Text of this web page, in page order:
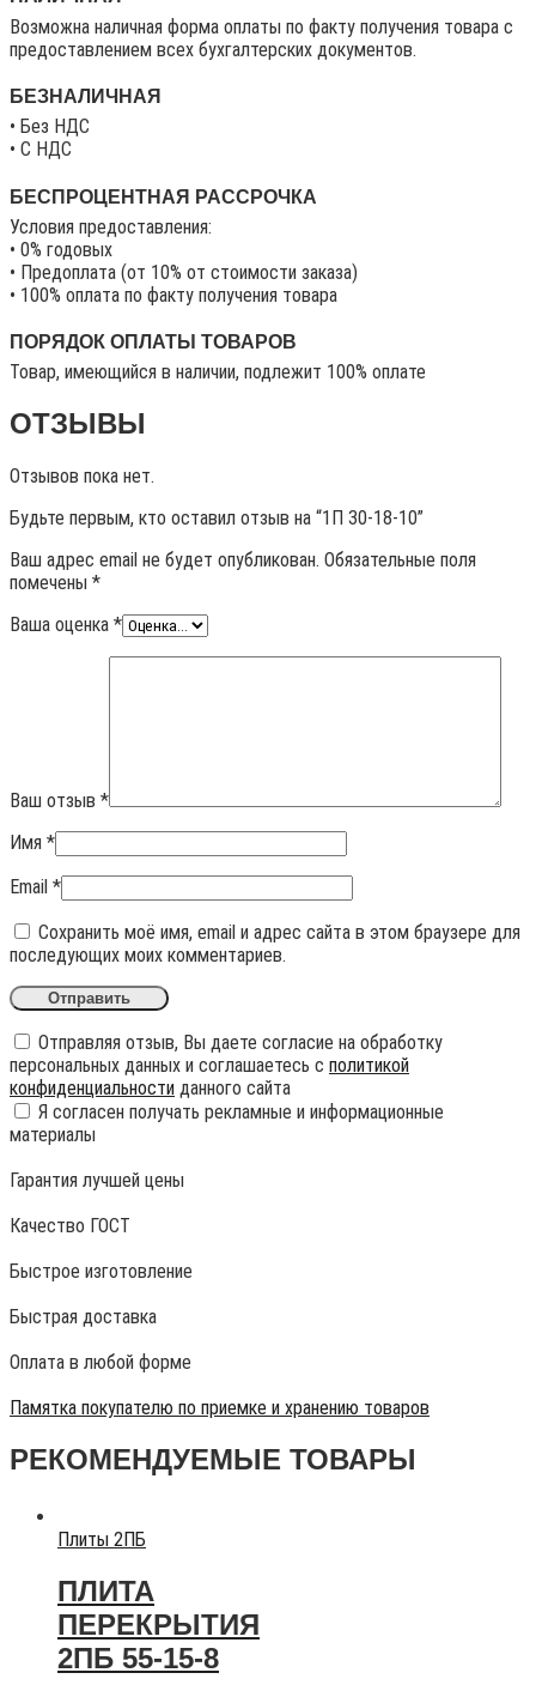
Возможна наличная форма оплаты по факту получения товара с
предоставлением всех бухгалтерских документов.
БЕЗНАЛИЧНАЯ
• Без НДС
• C НДС
БЕСПРОЦЕНТНАЯ РАССРОЧКА
Условия предоставления:
• 0% годовых
• Предоплата (от 10% от стоимости заказа)
• 100% оплата по факту получения товара
ПОРЯДОК ОПЛАТЫ ТОВАРОВ
Товар, имеющийся в наличии, подлежит 100% оплате
ОТЗЫВЫ
Отзывов пока нет.
Будьте первым, кто оставил отзыв на “1П 30-18-10”
Ваш адрес email не будет опубликован. Обязательные поля
помечены *
Ваша оценка *
Ваш отзыв *
Имя *
Email *
Сохранить моё имя, email и адрес сайта в этом браузере для
последующих моих комментариев.
Отправляя отзыв, Вы даете согласие на обработку
персональных данных и соглашаетесь с политикой
конфиденциальности данного сайта
Я согласен получать рекламные и информационные
материалы
Гарантия лучшей цены
Качество ГОСТ
Быстрое изготовление
Быстрая доставка
Оплата в любой форме
Памятка покупателю по приемке и хранению товаров
РЕКОМЕНДУЕМЫЕ ТОВАРЫ
Плиты 2ПБ
ПЛИТА
ПЕРЕКРЫТИЯ
2ПБ 55-15-8